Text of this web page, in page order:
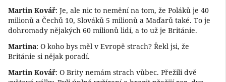
Martin Kovář: Je, ale nic to nemění na tom, že Poláků je 40
milionů a Čechů 10, Slováků 5 milionů a Maďarů také. To je
dohromady nějakých 60 milionů lidí, a to už je Británie.
Martina: O koho bys měl v Evropě strach? Řekl jsi, že
Británie si nějak poradí.
Martin Kovář: O Brity nemám strach vůbec. Přežili dvě